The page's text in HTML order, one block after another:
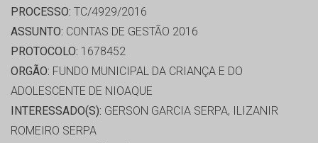
PROCESSO: TC/4929/2016
ASSUNTO: CONTAS DE GESTÃO 2016
PROTOCOLO: 1678452
ORGÃO: FUNDO MUNICIPAL DA CRIANÇA E DO
ADOLESCENTE DE NIOAQUE
INTERESSADO(S): GERSON GARCIA SERPA, ILIZANIR
ROMEIRO SERPA